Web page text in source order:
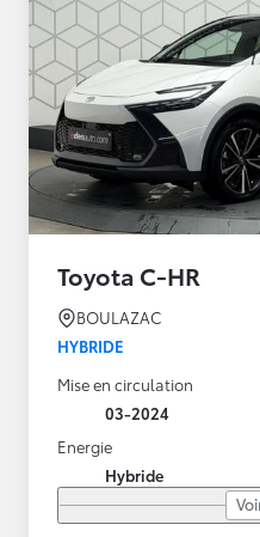
Toyota C-HR
BOULAZAC
HYBRIDE
Mise en circulation
03-2024
Energie
Hybride